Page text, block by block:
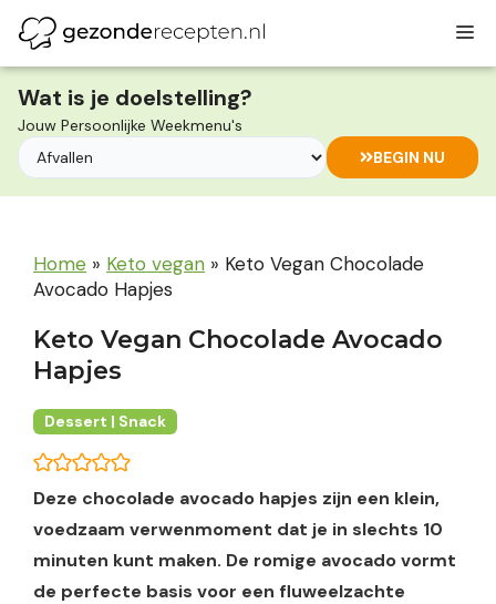
naar
de
inhoud
Wat is je doelstelling?
Jouw Persoonlijke Weekmenu's
BEGIN NU
Home » Keto vegan » Keto Vegan Chocolade
Avocado Hapjes
Keto Vegan Chocolade Avocado
Hapjes
Dessert | Snack
Deze chocolade avocado hapjes zijn een klein,
voedzaam verwenmoment dat je in slechts 10
minuten kunt maken. De romige avocado vormt
de perfecte basis voor een fluweelzachte